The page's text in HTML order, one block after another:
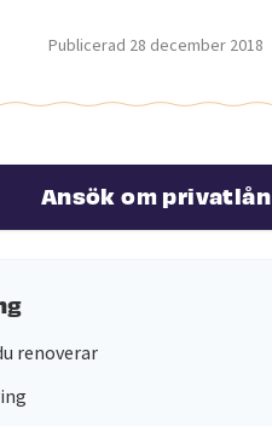
Publicerad 28 december 2018
Ansök om privatlån
renoverar